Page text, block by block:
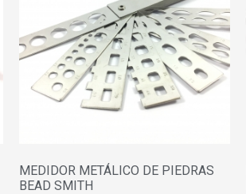
MEDIDOR METÁLICO DE PIEDRAS
BEAD SMITH